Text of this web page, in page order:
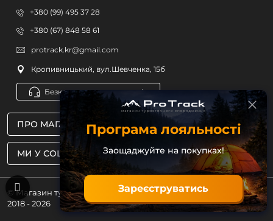
МИ У СОЦМЕРЕЖАХ
ПРО МАГАЗИН
+380 (99) 495 37 28
+380 (67) 848 58 61
protrack.kr@gmail.com
Кропивницький, вул.Шевченка, 15б
Безкоштовна консультація
© Магазин туристичного спорядження ProTrack
2018 - 2026
Програма лояльності
Заощаджуйте на покупках!
Зареєструватись